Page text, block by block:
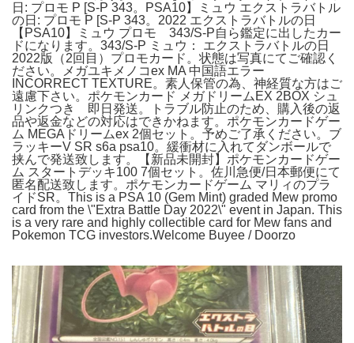
日: プロモ P [S-P 343。PSA10】ミュウ エクストラバトル
の日: プロモ P [S-P 343。2022 エクストラバトルの日
【PSA10】ミュウ プロモ 343/S-P自ら鑑定に出したカー
ドになります。343/S-P ミュウ： エクストラバトルの日
2022版（2回目）プロモカード。状態は写真にてご確認く
ださい。メガユキメノコex MA 中国語エラー
INCORRECT TEXTURE。素人保管の為、神経質な方はご
遠慮下さい。ポケモンカード メガドリームEX 2BOX シュ
リンクつき 即日発送。トラブル防止のため、購入後の返
品や返金などの対応はできかねます。ポケモンカードゲー
ム MEGAドリームex 2個セット。予めご了承ください。ブ
ラッキーV SR s6a psa10。緩衝材に入れてダンボールで
挟んで発送致します。【新品未開封】ポケモンカードゲー
ム スタートデッキ100 7個セット。佐川急便/日本郵便にて
匿名配送致します。ポケモンカードゲーム マリィのプラ
イドSR。This is a PSA 10 (Gem Mint) graded Mew promo
card from the \"Extra Battle Day 2022\" event in Japan. This
is a very rare and highly collectible card for Mew fans and
Pokemon TCG investors.Welcome Buyee / Doorzo